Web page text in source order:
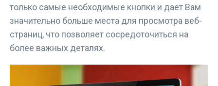
только самые необходимые кнопки и дает Вам
значительно больше места для просмотра веб-
страниц, что позволяет сосредоточиться на
более важных деталях.